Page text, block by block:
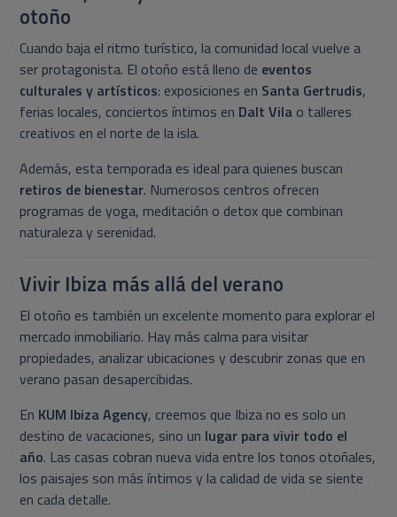
otoño
Cuando baja el ritmo turístico, la comunidad local vuelve a
ser protagonista. El otoño está lleno de eventos
culturales y artísticos: exposiciones en Santa Gertrudis,
ferias locales, conciertos íntimos en Dalt Vila o talleres
creativos en el norte de la isla.
Además, esta temporada es ideal para quienes buscan
retiros de bienestar. Numerosos centros ofrecen
programas de yoga, meditación o detox que combinan
naturaleza y serenidad.
Vivir Ibiza más allá del verano
El otoño es también un excelente momento para explorar el
mercado inmobiliario. Hay más calma para visitar
propiedades, analizar ubicaciones y descubrir zonas que en
verano pasan desapercibidas.
En KUM Ibiza Agency, creemos que Ibiza no es solo un
destino de vacaciones, sino un lugar para vivir todo el
año. Las casas cobran nueva vida entre los tonos otoñales,
los paisajes son más íntimos y la calidad de vida se siente
en cada detalle.